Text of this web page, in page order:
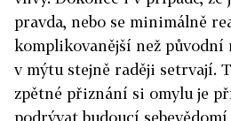
pravda, nebo se minimálně
komplikovanější než
v mýtu stejně raději setrvají.
zpětné přiznání si omylu je
podrývat budoucí